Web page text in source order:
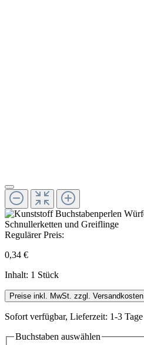
Regulärer Preis:
0,34 €
Inhalt: 1 Stück
Preise inkl. MwSt. zzgl. Versandkosten
Sofort verfügbar, Lieferzeit: 1-3 Tage
Buchstaben auswählen